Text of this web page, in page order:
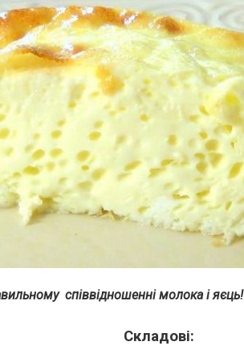
співвідношенні молока і яєць!
Складові: